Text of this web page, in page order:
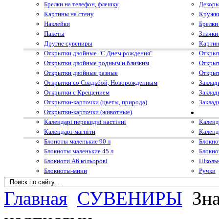
Брелки на телефон, флешку
Картины на стену
Наклейки
Пакеты
Другие сувениры
Открытки двойные "С Днем рождения"
Открытки двойные родным и близким
Открытки двойные разные
Открытки со Свадьбой, Новорожденным
Открытки с Крещением
Открытки-карточки (цветы, природа)
Открытки-карточки (животные)
Календарі перекидні настінні
Календарі-магніти
Блоноты маленькие 90 л
Блокноты маленькие 45 л
Блокноти А6 кольорові
Блокноты-мини
Ручки
Главная СУВЕНИРЫ